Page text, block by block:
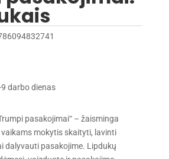
darbo dienas
pasakojimai“ – žaisminga
vaikams mokytis skaityti, lavinti
dalyvauti pasakojime. Lipdukų